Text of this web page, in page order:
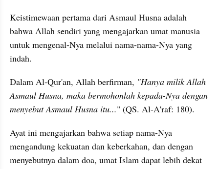
Keistimewaan pertama dari Asmaul Husna adalah
bahwa Allah sendiri yang mengajarkan umat manusia
untuk mengenal-Nya melalui nama-nama-Nya yang
indah.
Dalam Al-Qur'an, Allah berfirman, "Hanya milik Allah
Asmaul Husna, maka bermohonlah kepada-Nya dengan
menyebut Asmaul Husna itu..." (QS. Al-A'raf: 180).
Ayat ini mengajarkan bahwa setiap nama-Nya
mengandung kekuatan dan keberkahan, dan dengan
menyebutnya dalam doa, umat Islam dapat lebih dekat